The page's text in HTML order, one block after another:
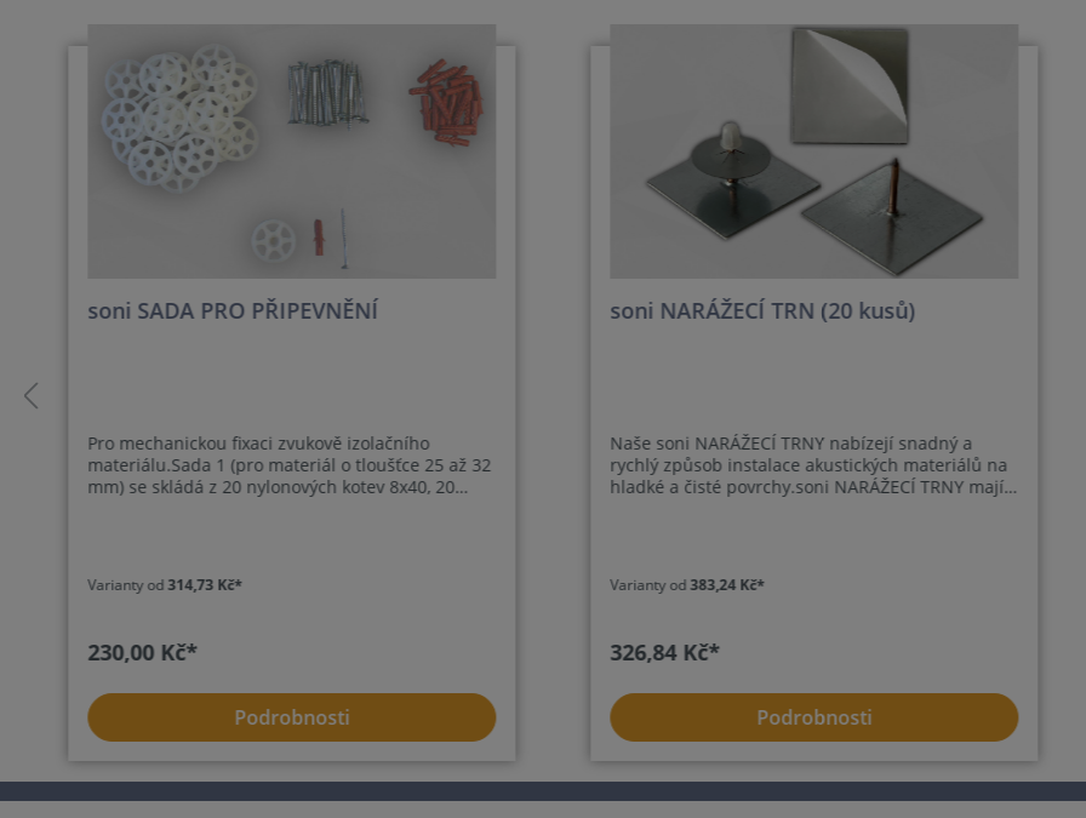
soni SADA PRO PŘIPEVNĚNÍ
Pro mechanickou fixaci zvukově izolačního
materiálu.Sada 1 (pro materiál o tloušťce 25 až 32
mm) se skládá z 20 nylonových kotev 8x40, 20
fixačních disků.
Varianty od314,73 Kč*
230,00 Kč*
Podrobnosti
soni NARÁŽECÍ TRN (20 kusů)
Naše soni NARÁŽECÍ TRNY nabízejí snadný a
rychlý způsob instalace akustických materiálů na
hladké a čisté povrchy.soni NARÁŽECÍ TRNY mají
přiloženého fixačního destičky udržíte
protihlukový materiál na místě. A jako poslední
krytkou.Sada se skládá z 20 základních desek s
trnem, fixačních destiček a ochranných
panely o tloušťce 25 - 30 mm.Sada 2 (délka kolíku:
63 mm) je vhodná pro panely o tloušťce 50
mm.Sada obsahuje 20 ks
Varianty od383,24 Kč*
326,84 Kč*
Podrobnosti